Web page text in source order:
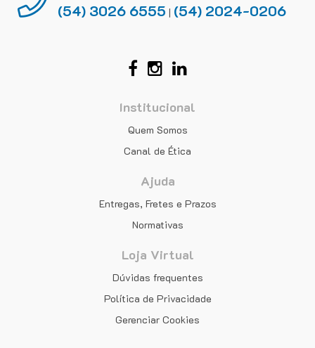
(54) 3026 6555 | (54) 2024-0206
Institucional
Quem Somos
Canal de Ética
Ajuda
Entregas, Fretes e Prazos
Normativas
Loja Virtual
Dúvidas frequentes
Política de Privacidade
Gerenciar Cookies